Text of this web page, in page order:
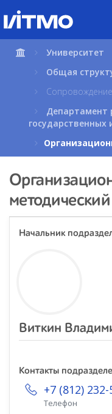
содержимому
страницы.
Университет
Общая
Департамент
Начальник
Виткин
Контакты
+7 (812)
Телефон